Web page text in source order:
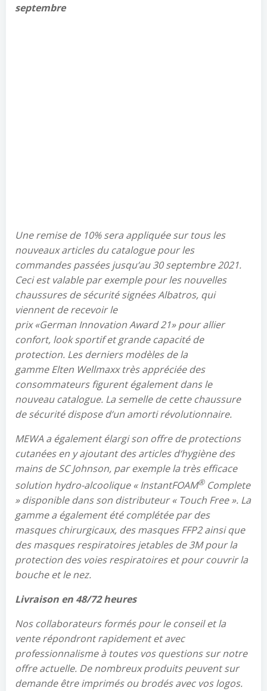
septembre
Une remise de 10% sera appliquée sur tous les
nouveaux articles du catalogue pour les
commandes passées jusqu‘au 30 septembre 2021.
Ceci est valable par exemple pour les nouvelles
chaussures de sécurité signées Albatros, qui
viennent de recevoir le
prix«German InnovationAward21» pour allier
confort, look sportif et grande capacité de
protection. Les derniers modèles de la
gammeElten Wellmaxxtrès appréciée des
consommateurs figurent également dans le
nouveau catalogue. La semelle de cette chaussure
de sécurité dispose d‘un amorti révolutionnaire.
MEWA a également élargi son offre de protections
cutanées en y ajoutant des articles d‘hygiène des
mains de SC Johnson, par exemple la très efficace
solution hydro-alcoolique «InstantFOAM®Complete
» disponible dans son distributeur « Touch Free ». La
gamme a également été complétée par des
masques chirurgicaux, des masques FFP2 ainsi que
des masques respiratoires jetables de 3M pour la
protection des voies respiratoires et pour couvrir la
bouche et le nez.
Livraison en 48/72 heures
Nos collaborateurs formés pour le conseil et la
vente répondront rapidement et avec
professionnalisme à toutes vos questions sur notre
offre actuelle. De nombreux produits peuvent sur
demande être imprimés ou brodés avec vos logos.